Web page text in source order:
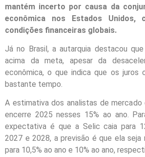
mantém incerto por causa da
econômica nos Estados Unidos,
condições financeiras globais.
Já no Brasil, a autarquia destacou
acima da meta, apesar da
econômica, o que indica que os juros
bastante tempo.
A estimativa dos analistas de
encerre 2025 nesses 15% ao ano.
expectativa é que a Selic caia para
2027 e 2028, a previsão é que ela seja
para 10,5% ao ano e 10% ao ano,